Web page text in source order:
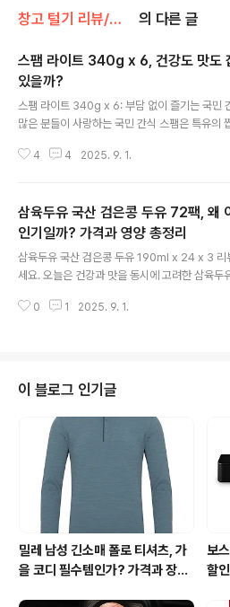
창고 털기 리뷰/식품 의 다른 글
스팸 라이트 340g x 6, 건강도 맛도
있을까?
스팸 라이트 340g x 6: 부담 없이 즐기는 국민
많은 분들이 사랑하는 국민 간식 스팸은 특유의
나트륨 함량이 높아 건강을 신경 쓰는 소비자들에
서는 해당 제품의 특징, 가격 정보, 영양 성분, 조
법, 그리고 소비자 평가를 종합적으로 살펴보겠습
성 및 가격 정보스팸 라이트 340g x 6 세트는
이 6개 들어 있어 넉넉하게 즐길 수 있는 구성입
금액: 34,990원할인금액: 6,000원총 결제금액
4 4 2025. 9. 1.
삼육두유 국산 검은콩 두유 72팩, 왜
인기일까? 가격과 영양 총정리
삼육두유 국산 검은콩 두유 190ml x 24 x 3 리
세요. 오늘은 건강과 맛을 동시에 고려한 삼육두
대해 정리해 보겠습니다. 두유는 단순히 음료라고
습니다.제품 구성과 가격이 제품은 190ml 두유
한 세트이며, 이를 3세트 묶어 총 72팩으로 구성
니다. 1회 음용량에 적합한 소용량으로 언제 어디
없이 즐기실 수 있습니다. 특히 휴대성이 좋아 가
실, 운동 후 등 다양한 상황에서 활용도가 높습
일반 판매가가 ..
0 1 2025. 9. 1.
이 블로그 인기글
밀레 남성 긴소매 폴로 티셔츠, 가
을 코디 필수템인가? 가격과 장점
보
할